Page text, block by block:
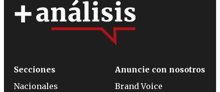
Secciones
Nacionales
Anuncie con nosotros
Brand Voice